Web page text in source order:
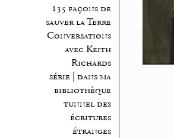
135 façons de
sauver la Terre
Conversations
avec Keith
Richards
série | dans ma
bibliothèque
tunnel des
écritures
étranges